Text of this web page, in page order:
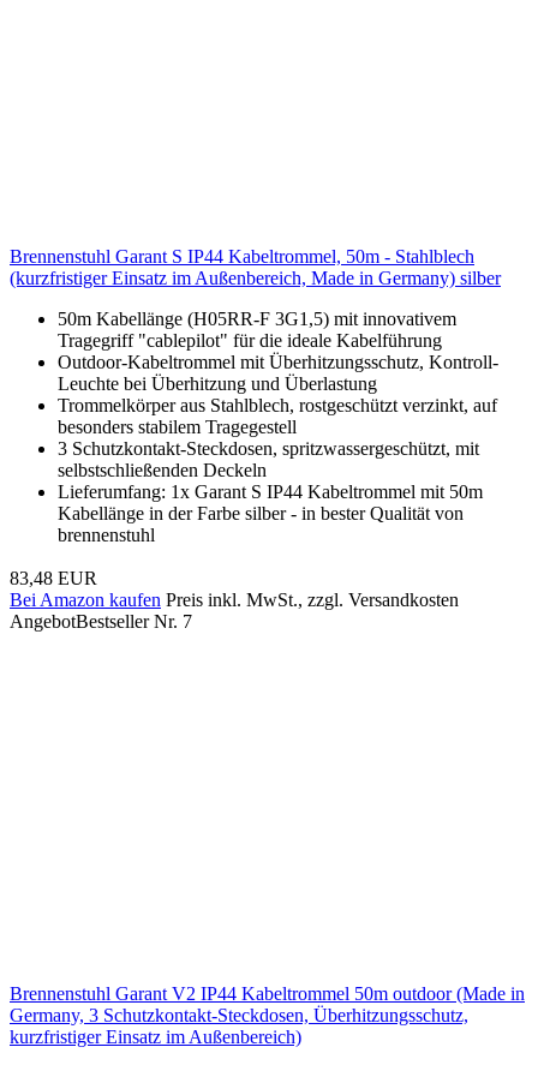
Brennenstuhl Garant S IP44 Kabeltrommel, 50m - Stahlblech
(kurzfristiger Einsatz im Außenbereich, Made in Germany) silber
50m Kabellänge (H05RR-F 3G1,5) mit innovativem
Tragegriff "cablepilot" für die ideale Kabelführung
Outdoor-Kabeltrommel mit Überhitzungsschutz, Kontroll-
Leuchte bei Überhitzung und Überlastung
Trommelkörper aus Stahlblech, rostgeschützt verzinkt, auf
besonders stabilem Tragegestell
3 Schutzkontakt-Steckdosen, spritzwassergeschützt, mit
selbstschließenden Deckeln
Lieferumfang: 1x Garant S IP44 Kabeltrommel mit 50m
Kabellänge in der Farbe silber - in bester Qualität von
brennenstuhl
83,48 EUR
Bei Amazon kaufen Preis inkl. MwSt., zzgl. Versandkosten
AngebotBestseller Nr. 7
Brennenstuhl Garant V2 IP44 Kabeltrommel 50m outdoor (Made in
Germany, 3 Schutzkontakt-Steckdosen, Überhitzungsschutz,
kurzfristiger Einsatz im Außenbereich)